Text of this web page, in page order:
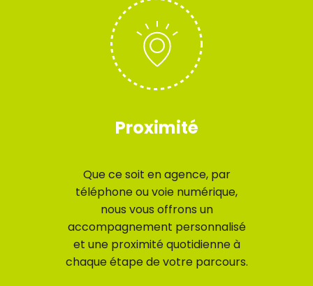
Proximité
Que ce soit en agence, par
téléphone ou voie numérique,
nous vous offrons un
accompagnement personnalisé
et une proximité quotidienne à
chaque étape de votre parcours.